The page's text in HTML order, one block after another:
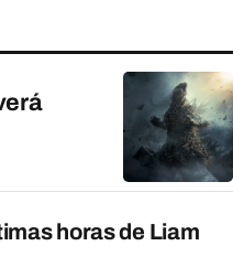
horas de Liam